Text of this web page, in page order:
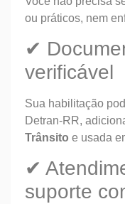
ou práticos, nem
✔
verificável
Sua habilitação
Detran-RR,
Trânsito e usada
✔
suporte